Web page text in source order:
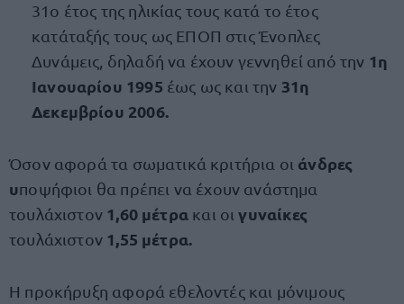
31ο έτος της ηλικίας τους κατά το έτος
κατάταξής τους ως ΕΠΟΠ στις Ένοπλες
Δυνάμεις, δηλαδή να έχουν γεννηθεί από την 1η
Ιανουαρίου 1995 έως ως και την 31η
Δεκεμβρίου 2006.
Όσον αφορά τα σωματικά κριτήρια οι άνδρες
υποψήφιοι θα πρέπει να έχουν ανάστημα
τουλάχιστον 1,60 μέτρα και οιγυναίκες
τουλάχιστον 1,55 μέτρα.
Η προκήρυξη αφορά εθελοντές και μόνιμους